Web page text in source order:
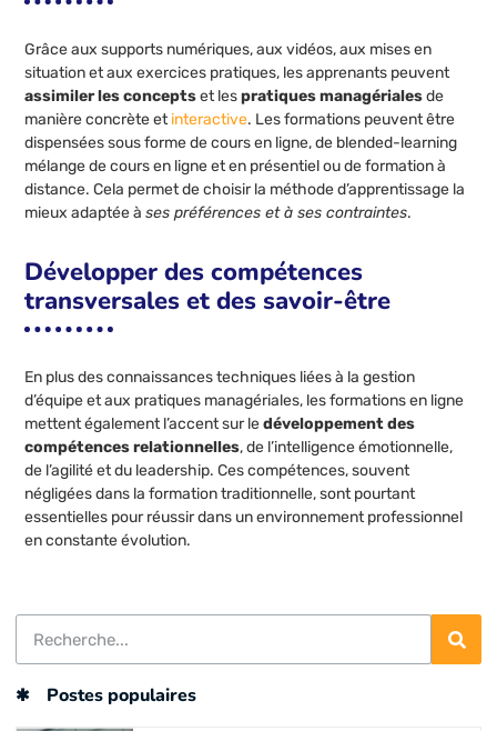
Grâce aux supports numériques, aux vidéos, aux mises en
situation et aux exercices pratiques, les apprenants peuvent
assimiler les conceptset lespratiques managérialesde
manière concrète etinteractive. Les formations peuvent être
dispensées sous forme de cours en ligne, de blended-learning
mélange de cours en ligne et en présentiel ou de formation à
distance. Cela permet de choisir la méthode d’apprentissage la
mieux adaptée àses préférences et à ses contraintes.
Développer des compétences
transversales et des savoir-être
En plus des connaissances techniques liées à la gestion
d’équipe et aux pratiques managériales, les formations en ligne
mettent également l’accent sur ledéveloppement des
compétences relationnelles, de l’intelligence émotionnelle,
de l’agilité et du leadership. Ces compétences, souvent
négligées dans la formation traditionnelle, sont pourtant
essentielles pour réussir dans un environnement professionnel
en constante évolution.
Postes populaires